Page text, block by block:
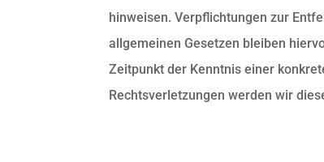
hinweisen. Verpflichtungen zur
allgemeinen Gesetzen bleiben
Zeitpunkt der Kenntnis einer
Rechtsverletzungen werden wir